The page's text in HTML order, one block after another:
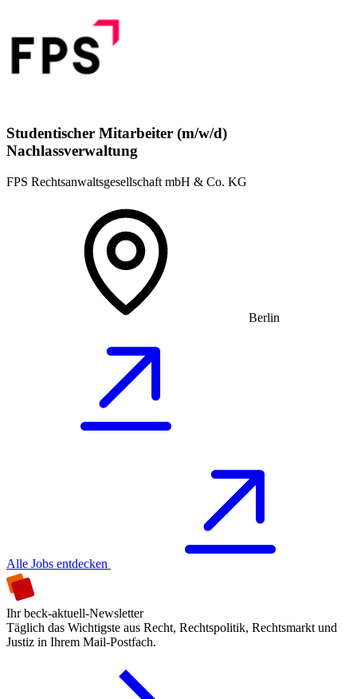
Studentischer Mitarbeiter (m/w/d)
Nachlassverwaltung
FPS Rechtsanwaltsgesellschaft mbH & Co. KG
Berlin
Alle Jobs entdecken
Ihr beck-aktuell-Newsletter
Täglich das Wichtigste aus Recht, Rechtspolitik, Rechtsmarkt und
Justiz in Ihrem Mail-Postfach.